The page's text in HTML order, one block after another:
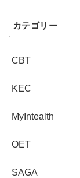
カテゴリー
CBT
KEC
MyIntealth
OET
SAGA